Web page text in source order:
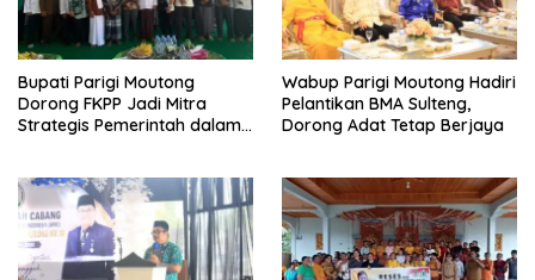
Bupati Parigi Moutong
Dorong FKPP Jadi Mitra
Strategis Pemerintah dalam
Wabup Parigi Moutong Hadiri
Pelantikan BMA Sulteng,
Dorong Adat Tetap Berjaya